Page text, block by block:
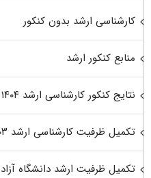
کارشناسی ارشد بدون کنکور
منابع کنکور ارشد
نتایج کنکور کارشناسی ارشد ۱۴۰۴
تکمیل ظرفیت کارشناسی ارشد ۱۴۰۳
تکمیل ظرفیت ارشد دانشگاه آزاد ۱۴۰۳